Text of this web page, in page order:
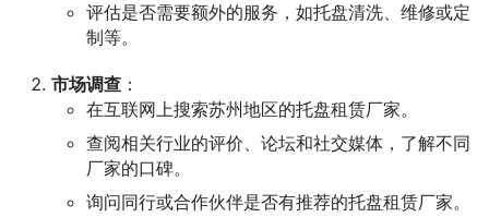
评估是否需要额外的服务，如托盘清洗、维修或定
制等。
市场调查 ：
在互联网上搜索苏州地区的托盘租赁厂家。
查阅相关行业的评价、论坛和社交媒体，了解不同
厂家的口碑。
询问同行或合作伙伴是否有推荐的托盘租赁厂家。